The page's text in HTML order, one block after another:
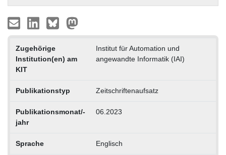
Zugehörige
Institution(en) am
KIT
Institut für Automation und
angewandte Informatik (IAI)
Publikationstyp Zeitschriftenaufsatz
Publikationsmonat/-
jahr
06.2023
Sprache Englisch